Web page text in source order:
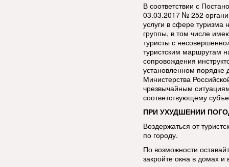
В соответствии с
03.03.2017 № 252
услуги в сфере туризма
группы, в том числе
туристы с
туристским маршрутам
сопровождения
установленном
Министерства
чрезвычайным
соответствующему
ПРИ УХУДШЕНИИ
Воздержаться от
по городу.
По возможности
закройте окна в домах